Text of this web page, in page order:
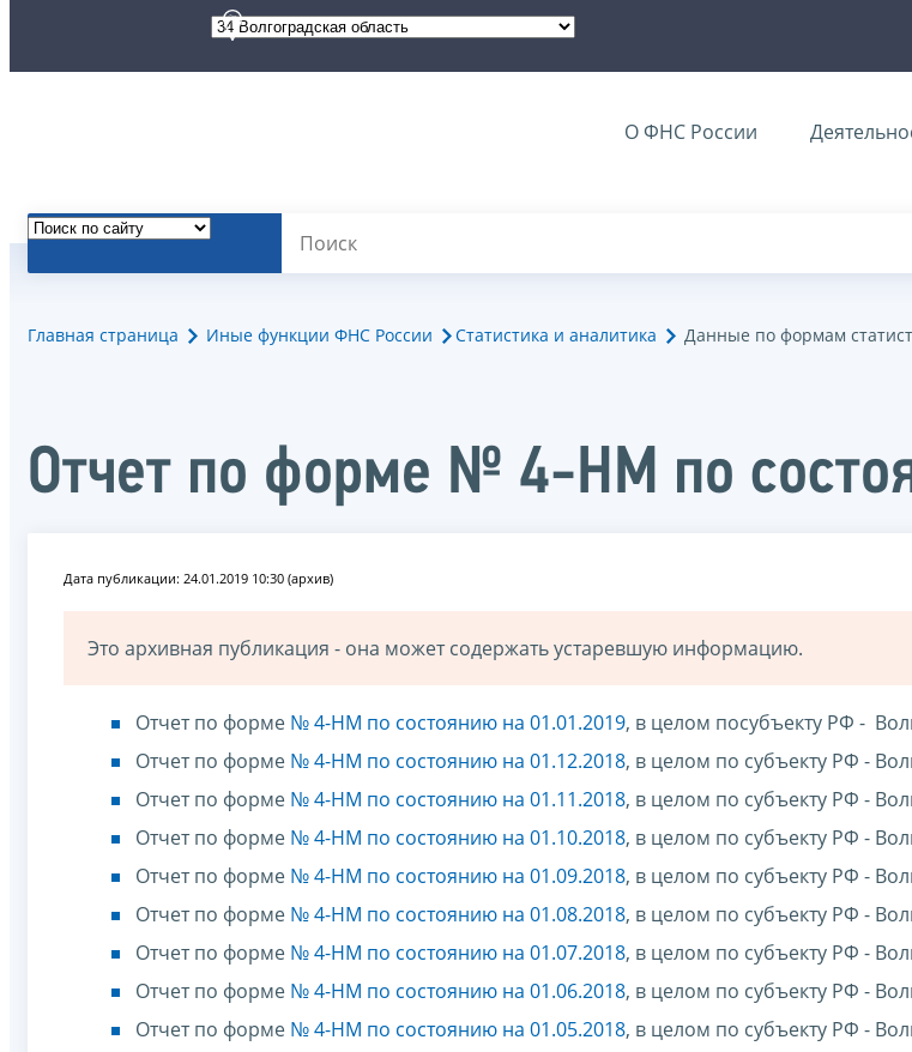
О ФНС России
Главная страница Иные функции ФНС России Статистика и аналитика Данные по формам
Отчет по форме № 4-НМ по
Дата публикации: 24.01.2019 10:30 (архив)
Это архивная публикация - она может содержать устаревшую информацию.
Отчет по форме № 4-НМ по состоянию на 01.01.2019, в целом посубъекту РФ -
Отчет по форме № 4-НМ по состоянию на 01.12.2018, в целом по субъекту РФ -
Отчет по форме № 4-НМ по состоянию на 01.11.2018, в целом по субъекту РФ -
Отчет по форме № 4-НМ по состоянию на 01.10.2018, в целом по субъекту РФ -
Отчет по форме № 4-НМ по состоянию на 01.09.2018, в целом по субъекту РФ -
Отчет по форме № 4-НМ по состоянию на 01.08.2018, в целом по субъекту РФ -
Отчет по форме № 4-НМ по состоянию на 01.07.2018, в целом по субъекту РФ -
Отчет по форме № 4-НМ по состоянию на 01.06.2018, в целом по субъекту РФ -
Отчет по форме № 4-НМ по состоянию на 01.05.2018, в целом по субъекту РФ -